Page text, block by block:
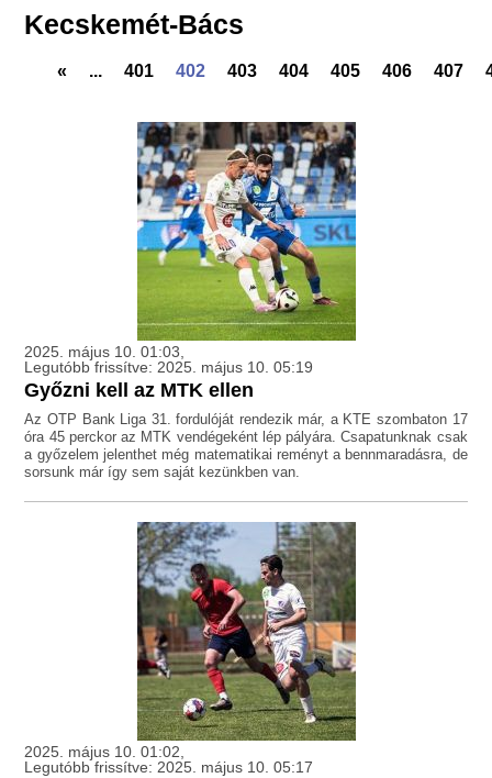
Kecskemét-Bács
« ... 401 402 403 404 405 406 407
2025. május 10. 01:03,
Legutóbb frissítve: 2025. május 10. 05:19
Győzni kell az MTK ellen
Az OTP Bank Liga 31. fordulóját rendezik már, a KTE szombaton 17
óra 45 perckor az MTK vendégeként lép pályára. Csapatunknak csak
a győzelem jelenthet még matematikai reményt a bennmaradásra, de
sorsunk már így sem saját kezünkben van.
2025. május 10. 01:02,
Legutóbb frissítve: 2025. május 10. 05:17